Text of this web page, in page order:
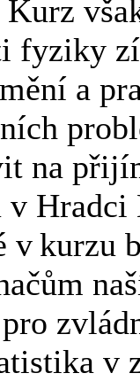
fyziky
a
na
Hradci
v kurzu
v